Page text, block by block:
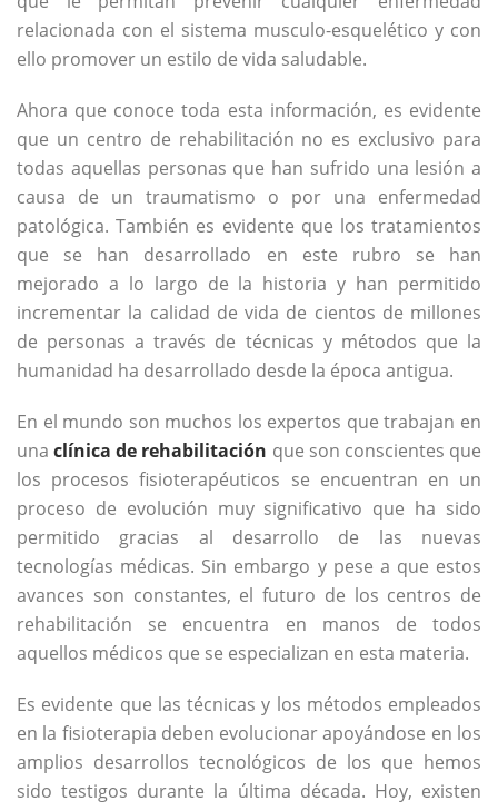
relacionada con el sistema musculo-esquelético y con
ello promover un estilo de vida saludable.
Ahora que conoce toda esta información, es evidente
que un centro de rehabilitación no es exclusivo para
todas aquellas personas que han sufrido una lesión a
causa de un traumatismo o por una enfermedad
patológica. También es evidente que los tratamientos
que se han desarrollado en este rubro se han
mejorado a lo largo de la historia y han permitido
incrementar la calidad de vida de cientos de millones
de personas a través de técnicas y métodos que la
humanidad ha desarrollado desde la época antigua.
En el mundo son muchos los expertos que trabajan en
unaclínica de rehabilitación que son conscientes que
los procesos fisioterapéuticos se encuentran en un
proceso de evolución muy significativo que ha sido
permitido gracias al desarrollo de las nuevas
tecnologías médicas. Sin embargo y pese a que estos
avances son constantes, el futuro de los centros de
rehabilitación se encuentra en manos de todos
aquellos médicos que se especializan en esta materia.
Es evidente que las técnicas y los métodos empleados
en la fisioterapia deben evolucionar apoyándose en los
amplios desarrollos tecnológicos de los que hemos
sido testigos durante la última década. Hoy, existen